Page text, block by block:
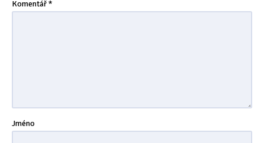
Komentář*
Jméno